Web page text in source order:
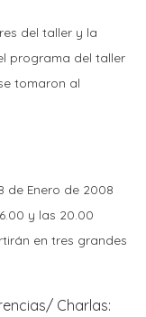
del taller y la
programa del taller
tomaron al
de Enero de 2008
y las 20.00
en tres grandes
Charlas: